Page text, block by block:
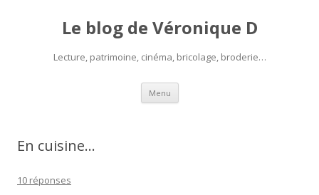
Le blog de Véronique D
Lecture, patrimoine, cinéma, bricolage, broderie…
Menu Aller
contenu
En cuisine…
10 réponses